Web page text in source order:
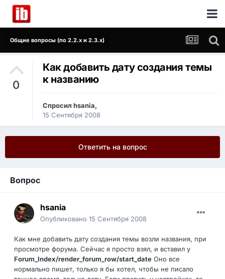
Общие вопросы (по 2.2.x и 2.3.x)
0
Как добавить дату создания темы
к названию
Спросил hsania,
15 Сентября 2008
Ответить на вопрос
Вопрос
hsania
Опубликовано 15 Сентября 2008
Как мне добавить дату создания темы возли названия, при
просмотре форума. Сейчас я просто взял, и вставил у
Forum_Index/render_forum_row/start_date Оно все
нормально пишет, только я бы хотел, чтобы не писало